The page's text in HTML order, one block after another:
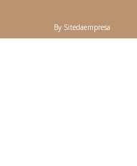
By Sitedaempresa